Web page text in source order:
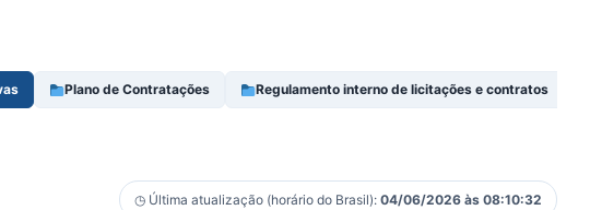
Plano de Contratações Regulamento interno de licitações e contratos
◷ Última atualização (horário do Brasil): 04/06/2026 às 08:10:32